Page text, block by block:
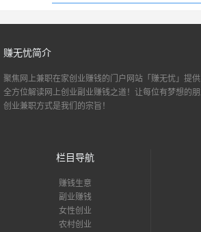
赚无忧简介
聚焦网上兼职在家创业赚钱的门户网站「赚无忧」提
全方位解读网上创业副业赚钱之道！让每位有梦想的
创业兼职方式是我们的宗旨！
栏目导航
赚钱生意
副业赚钱
女性创业
农村创业